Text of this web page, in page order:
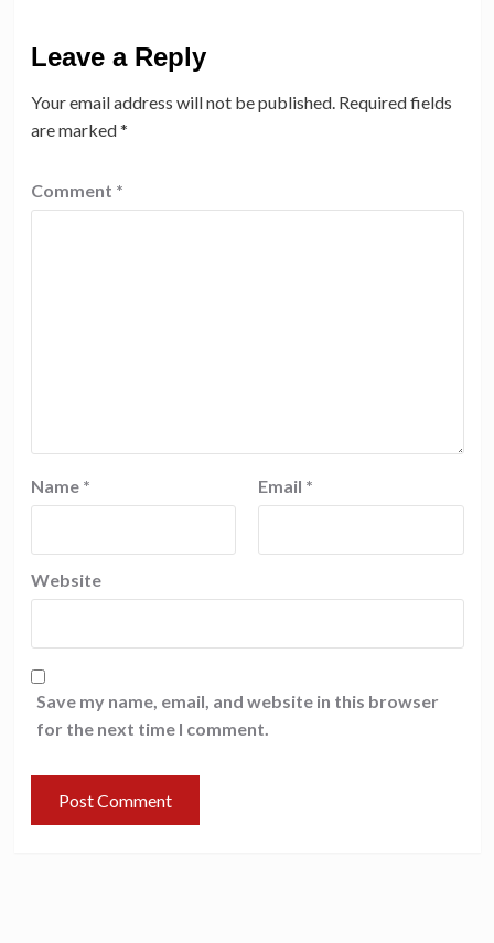
Leave a Reply
Your email address will not be published. Required fields
are marked*
Comment *
Name * Email *
Website
Save my name, email, and website in this browser
for the next time I comment.